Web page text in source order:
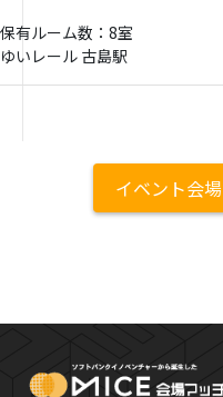
保有ルーム数：8室
ゆいレール 古島駅
イベント会